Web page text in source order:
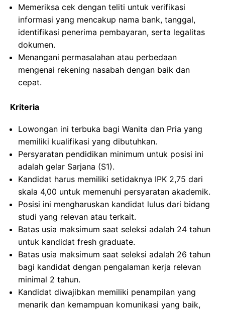
Memeriksa cek dengan teliti untuk verifikasi
informasi yang mencakup nama bank, tanggal,
identifikasi penerima pembayaran, serta legalitas
dokumen.
Menangani permasalahan atau perbedaan
mengenai rekening nasabah dengan baik dan
cepat.
Kriteria
Lowongan ini terbuka bagi Wanita dan Pria yang
memiliki kualifikasi yang dibutuhkan.
Persyaratan pendidikan minimum untuk posisi ini
adalah gelar Sarjana (S1).
Kandidat harus memiliki setidaknya IPK 2,75 dari
skala 4,00 untuk memenuhi persyaratan akademik.
Posisi ini mengharuskan kandidat lulus dari bidang
studi yang relevan atau terkait.
Batas usia maksimum saat seleksi adalah 24 tahun
untuk kandidat fresh graduate.
Batas usia maksimum saat seleksi adalah 26 tahun
bagi kandidat dengan pengalaman kerja relevan
minimal 2 tahun.
Kandidat diwajibkan memiliki penampilan yang
menarik dan kemampuan komunikasi yang baik,